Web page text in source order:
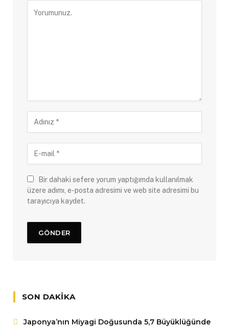
Bir dahaki sefere yorum yaptığımda kullanılmak
üzere adımı, e-posta adresimi ve web site adresimi bu
tarayıcıya kaydet.
SON DAKIKA
Japonya’nın Miyagi Doğusunda 5,7 Büyüklüğünde